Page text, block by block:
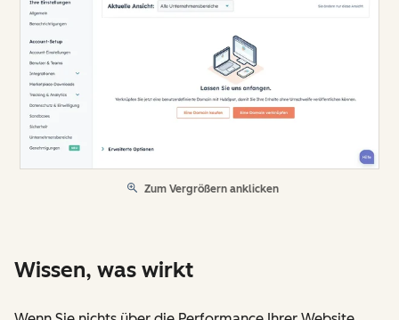
Zum Vergrößern anklicken
Wissen, was wirkt